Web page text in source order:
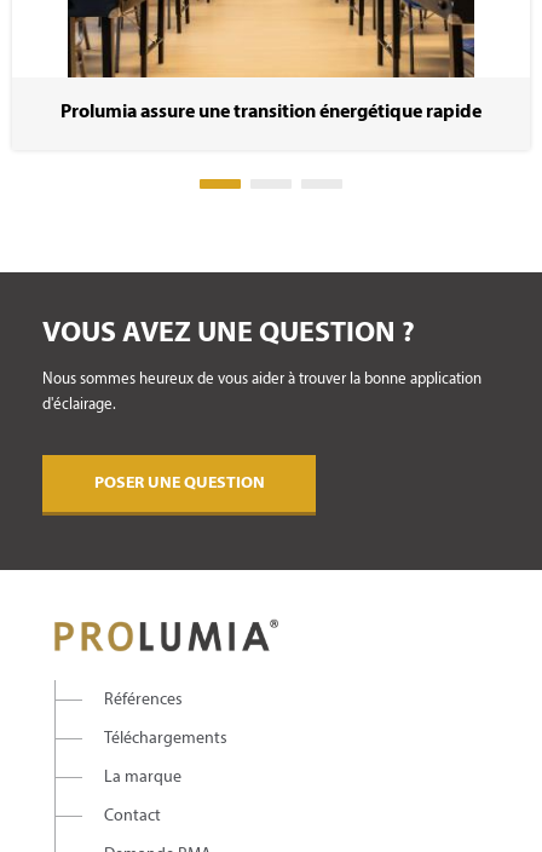
Prolumia assure une transition énergétique rapide
VOUS AVEZ UNE QUESTION ?
Nous sommes heureux de vous aider à trouver la bonne application
d'éclairage.
POSER UNE QUESTION
Références
Téléchargements
La marque
Contact